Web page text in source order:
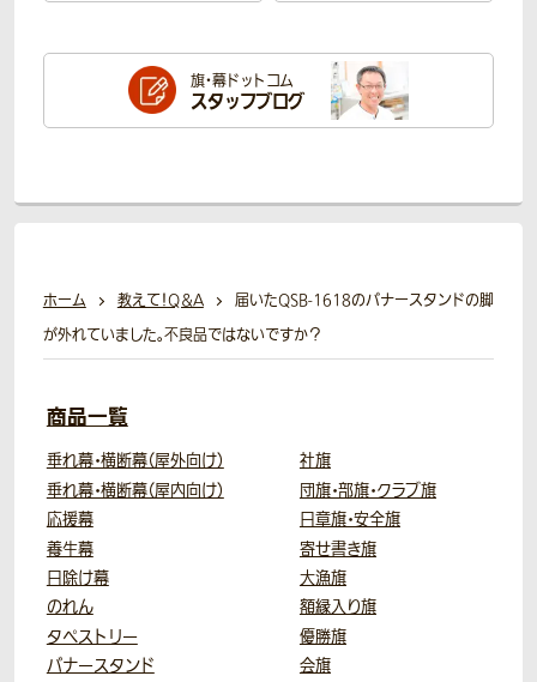
旗・幕ドットコム
スタッフブログ
ホーム 教えて！Q＆A
届いたQSB-1618のバナースタンドの脚
が外れていました。不良品ではないですか？
商品一覧
垂れ幕・横断幕（屋外向け）
垂れ幕・横断幕（屋内向け）
応援幕
養生幕
日除け幕
のれん
タペストリー
バナースタンド
社旗
団旗・部旗・クラブ旗
日章旗・安全旗
寄せ書き旗
大漁旗
額縁入り旗
優勝旗
会旗